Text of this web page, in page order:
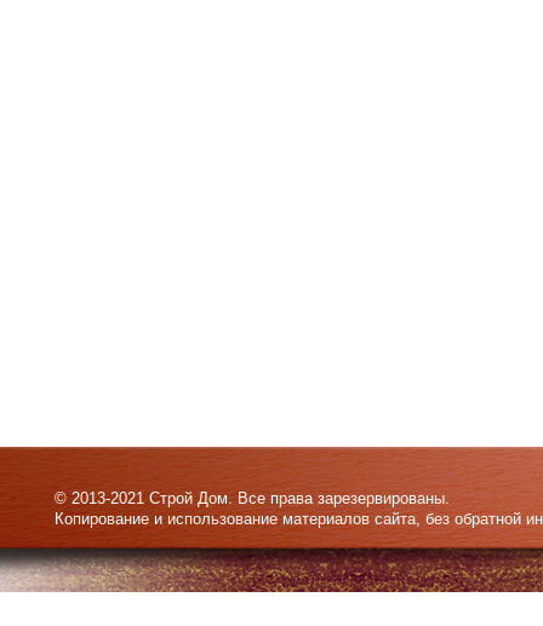
© 2013-2021 Строй Дом. Все права зарезервированы.
Копирование и использование материалов сайта, без обратной